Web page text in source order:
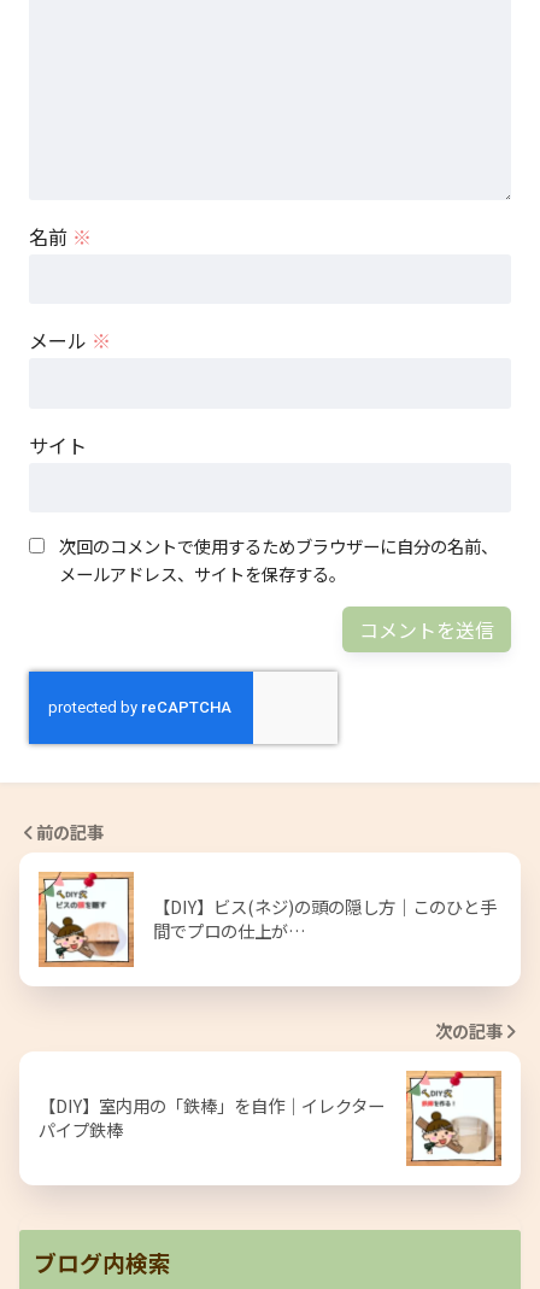
名前 ※
メール ※
サイト
次回のコメントで使用するためブラウザーに自分の名前、
メールアドレス、サイトを保存する。
前の記事
【DIY】ビス(ネジ)の頭の隠し方｜このひと手
間でプロの仕上が…
次の記事
【DIY】室内用の「鉄棒」を自作｜イレクター
パイプ鉄棒
ブログ内検索